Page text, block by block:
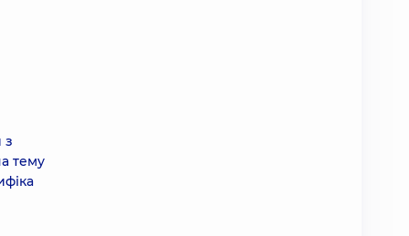
з
тему